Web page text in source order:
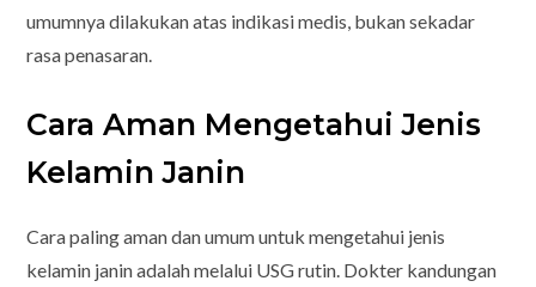
umumnya dilakukan atas indikasi medis, bukan sekadar
rasa penasaran.
Cara Aman Mengetahui Jenis
Kelamin Janin
Cara paling aman dan umum untuk mengetahui jenis
kelamin janin adalah melalui USG rutin. Dokter kandungan